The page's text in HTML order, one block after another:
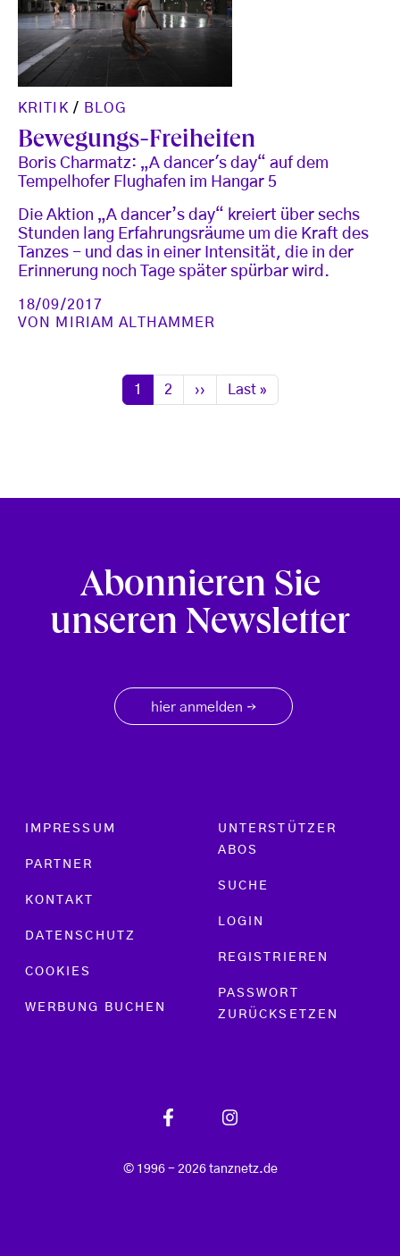
KRITIK/ BLOG
Bewegungs-Freiheiten
Boris Charmatz: „A dancer's day“ auf dem
Tempelhofer Flughafen im Hangar 5
Die Aktion „A dancer’s day“ kreiert über sechs
Stunden lang Erfahrungsräume um die Kraft des
Tanzes - und das in einer Intensität, die in der
Erinnerung noch Tage später spürbar wird.
18/09/2017
VON MIRIAM ALTHAMMER
Seitennummerierung
Seite
1 Seite
2 Nächste Seite
›› Letzte Seite
Last »
Abonnieren Sie
unseren Newsletter
hier anmelden →
Footer menu
IMPRESSUM
PARTNER
KONTAKT
DATENSCHUTZ
COOKIES
WERBUNG BUCHEN
UNTERSTÜTZER
ABOS
SUCHE
LOGIN
REGISTRIEREN
PASSWORT
ZURÜCKSETZEN
© 1996 - 2026 tanznetz.de